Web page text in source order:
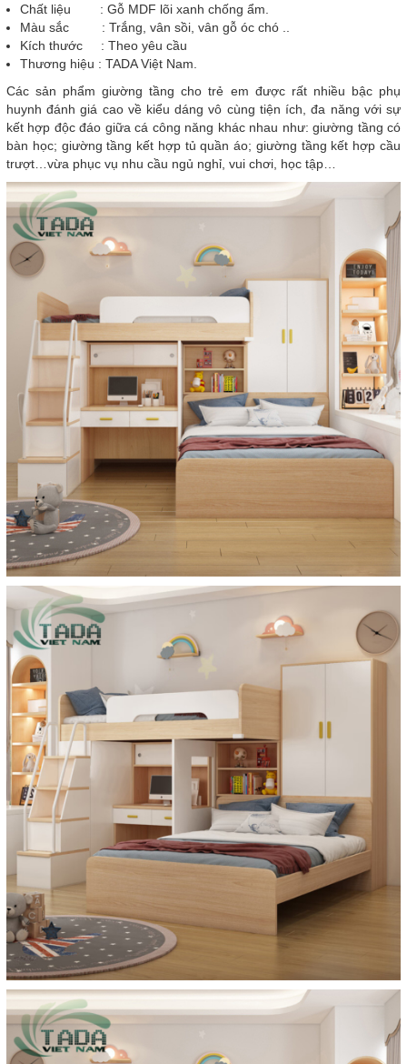
Chất liệu : Gỗ MDF lõi xanh chống ẩm.
Màu sắc : Trắng, vân sồi, vân gỗ óc chó ..
Kích thước : Theo yêu cầu
Thương hiệu : TADA Việt Nam.
Các sản phẩm giường tầng cho trẻ em được rất nhiều bậc phụ
huynh đánh giá cao về kiểu dáng vô cùng tiện ích, đa năng với sự
kết hợp độc đáo giữa cá công năng khác nhau như: giường tầng có
bàn học; giường tầng kết hợp tủ quần áo; giường tầng kết hợp cầu
trượt…vừa phục vụ nhu cầu ngủ nghỉ, vui chơi, học tập…